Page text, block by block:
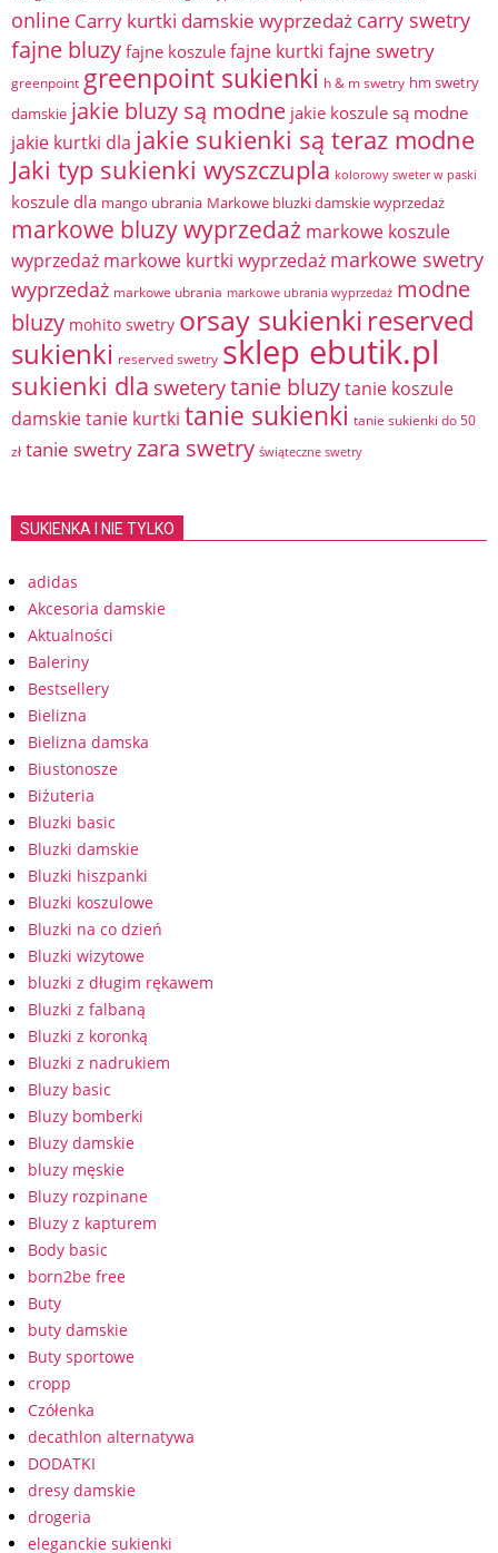
online Carry kurtki damskie wyprzedaż carry swetry
fajne bluzy fajne koszule fajne kurtki fajne swetry
greenpoint greenpoint sukienki h & m swetry hm swetry
damskie jakie bluzy są modne jakie koszule są modne
jakie kurtki dla jakie sukienki są teraz modne
Jaki typ sukienki wyszczupla kolorowy sweter w paski
koszule dla mango ubrania Markowe bluzki damskie wyprzedaż
markowe bluzy wyprzedaż markowe koszule
wyprzedaż markowe kurtki wyprzedaż markowe swetry
wyprzedaż markowe ubrania markowe ubrania wyprzedaż modne
bluzy mohito swetry orsay sukienki reserved
sukienki reserved swetry sklep ebutik.pl
sukienki dla sweterytanie bluzytanie koszule
damskietanie kurtki tanie sukienki tanie sukienki do 50
zł tanie swetryzara swetry świąteczne swetry
SUKIENKA I NIE TYLKO
adidas
Akcesoria damskie
Aktualności
Baleriny
Bestsellery
Bielizna
Bielizna damska
Biustonosze
Biżuteria
Bluzki basic
Bluzki damskie
Bluzki hiszpanki
Bluzki koszulowe
Bluzki na co dzień
Bluzki wizytowe
bluzki z długim rękawem
Bluzki z falbaną
Bluzki z koronką
Bluzki z nadrukiem
Bluzy basic
Bluzy bomberki
Bluzy damskie
bluzy męskie
Bluzy rozpinane
Bluzy z kapturem
Body basic
born2be free
Buty
buty damskie
Buty sportowe
cropp
Czółenka
decathlon alternatywa
DODATKI
dresy damskie
drogeria
eleganckie sukienki